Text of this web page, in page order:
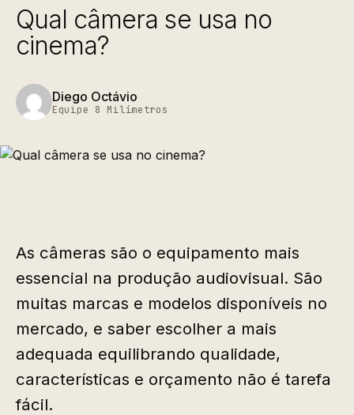
Qual câmera se usa no
cinema?
Diego Octávio
Equipe 8 Milímetros
As câmeras são o equipamento mais
essencial na produção audiovisual. São
muitas marcas e modelos disponíveis no
mercado, e saber escolher a mais
adequada equilibrando qualidade,
características e orçamento não é tarefa
fácil.